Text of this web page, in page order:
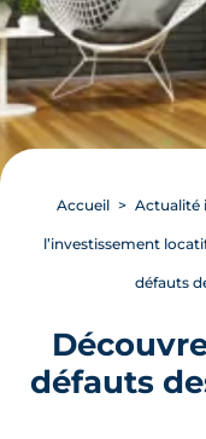
Accueil Actualité
l’investissement
défauts
défauts